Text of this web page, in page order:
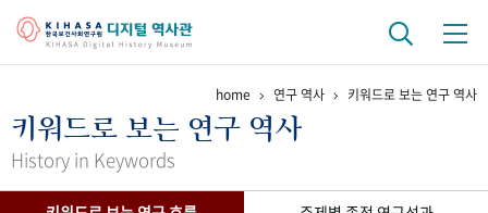
걸어온 길 기관 변천사 역대 기관장
home 연구 역사 키워드로 보는 연구 역사
키워드로 보는 연구 역사
History in Keywords